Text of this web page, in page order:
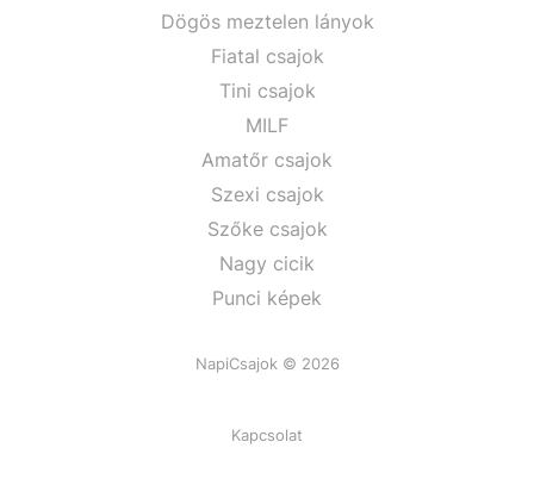
Dögös meztelen lányok
Fiatal csajok
Tini csajok
MILF
Amatőr csajok
Szexi csajok
Szőke csajok
Nagy cicik
Punci képek
NapiCsajok © 2026
Kapcsolat